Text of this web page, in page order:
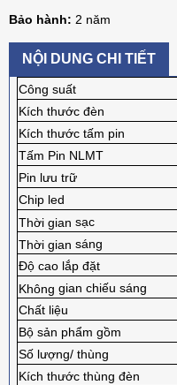
Bảo hành: 2 năm
NỘI DUNG CHI TIẾT
Công suất
Kích thước đèn
Kích thước tấm pin
Tấm Pin NLMT
Pin lưu trữ
Chip led
Thời gian sạc
Thời gian sáng
Độ cao lắp đặt
Không gian chiếu sáng
Chất liệu
Bộ sản phẩm gồm
Số lượng/ thùng
Kích thước thùng đèn